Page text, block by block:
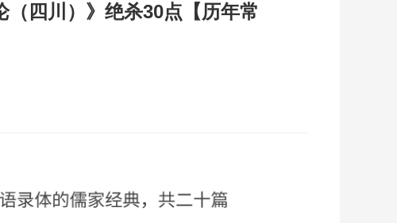
（四川）》绝杀30点【历年常